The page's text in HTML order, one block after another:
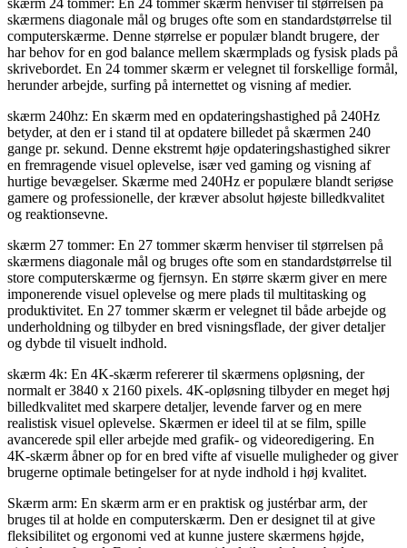
skærmens diagonale mål og bruges ofte som en standardstørrelse til
computerskærme. Denne størrelse er populær blandt brugere, der
har behov for en god balance mellem skærmplads og fysisk plads på
skrivebordet. En 24 tommer skærm er velegnet til forskellige formål,
herunder arbejde, surfing på internettet og visning af medier.
skærm 240hz: En skærm med en opdateringshastighed på 240Hz
betyder, at den er i stand til at opdatere billedet på skærmen 240
gange pr. sekund. Denne ekstremt høje opdateringshastighed sikrer
en fremragende visuel oplevelse, især ved gaming og visning af
hurtige bevægelser. Skærme med 240Hz er populære blandt seriøse
gamere og professionelle, der kræver absolut højeste billedkvalitet
og reaktionsevne.
skærm 27 tommer: En 27 tommer skærm henviser til størrelsen på
skærmens diagonale mål og bruges ofte som en standardstørrelse til
store computerskærme og fjernsyn. En større skærm giver en mere
imponerende visuel oplevelse og mere plads til multitasking og
produktivitet. En 27 tommer skærm er velegnet til både arbejde og
underholdning og tilbyder en bred visningsflade, der giver detaljer
og dybde til visuelt indhold.
skærm 4k: En 4K-skærm refererer til skærmens opløsning, der
normalt er 3840 x 2160 pixels. 4K-opløsning tilbyder en meget høj
billedkvalitet med skarpere detaljer, levende farver og en mere
realistisk visuel oplevelse. Skærmen er ideel til at se film, spille
avancerede spil eller arbejde med grafik- og videoredigering. En
4K-skærm åbner op for en bred vifte af visuelle muligheder og giver
brugerne optimale betingelser for at nyde indhold i høj kvalitet.
Skærm arm: En skærm arm er en praktisk og justérbar arm, der
bruges til at holde en computerskærm. Den er designet til at give
fleksibilitet og ergonomi ved at kunne justere skærmens højde,